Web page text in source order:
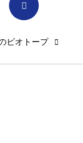
ビオトープ